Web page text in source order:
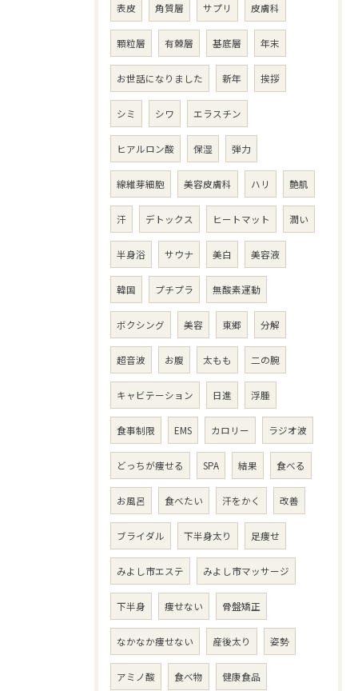
表皮 角質層 サプリ 皮膚科
顆粒層 有棘層 基底層 年末
お世話になりました 新年 挨拶
シミ シワ エラスチン
ヒアルロン酸 保湿 弾力
線維芽細胞 美容皮膚科 ハリ 艶肌
汗 デトックス ヒートマット 潤い
半身浴 サウナ 美白 美容液
韓国 プチプラ 無酸素運動
ボクシング 美容 東郷 分解
超音波 お腹 太もも 二の腕
キャビテーション 日進 浮腫
食事制限 EMS カロリー ラジオ波
どっちが痩せる SPA 結果 食べる
お風呂 食べたい 汗をかく 改善
ブライダル 下半身太り 足痩せ
みよし市エステ みよし市マッサージ
下半身 痩せない 骨盤矯正
なかなか痩せない 産後太り 姿勢
アミノ酸 食べ物 健康食品